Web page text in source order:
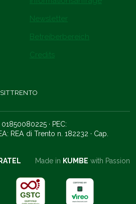
Newsletter
Betreiberbereich
Credits
· PEC:
REA di Trento n. 182232 · Cap.
Made in KUMBE with Passion